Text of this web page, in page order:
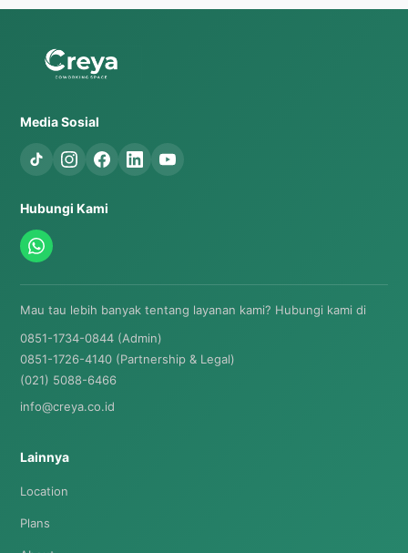
Media Sosial
Hubungi Kami
Mau tau lebih banyak tentang layanan kami? Hubungi kami di
0851-1734-0844 (Admin)
0851-1726-4140 (Partnership & Legal)
(021) 5088-6466
info@creya.co.id
Lainnya
Location
Plans